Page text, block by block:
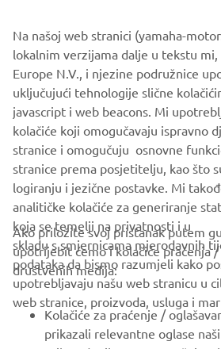
reduced emissions and almost as
motor. That’s EFI QuieTech. The
the ideal choice for all your personal
with the lowest decibel output of any
hydrocarbon emissions and
suspension, ensuring a luxuriously
the conditions.
CORPORATE
FOR BUSINESS
Na našoj web stranici (yamaha-
lokalnim verzijama dalje u tekstu
Europe N.V., i njezine podružnice
uključujući tehnologije slične
javascript i web beacons. Mi
kolačiće koji omogučavaju ispravno
stranice i omogučuju osnovne
stranice prema posjetitelju, kao što
logiranju i jezične postavke. Mi
analitičke kolačiće za generiranje
koja se temelji na privatnosti i u
skladu s smjernicama mjerodavnih
podataka da bismo razumjeli kako
upotrebljavaju našu web stranicu u
web stranice, proizvoda, usluga i
Ako priložite svoj pristanak putem
upotrijebit ćemo i kolačiće praćenja /
društvenih medija:
Kolačiće za praćenje /
prikazali relevantne oglase